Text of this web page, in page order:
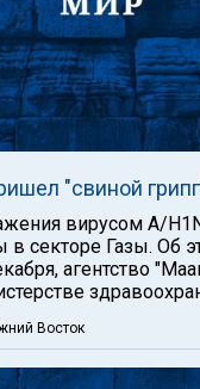
"свиной
вирусом A/
в секторе Газы. Об
агентство
Восток